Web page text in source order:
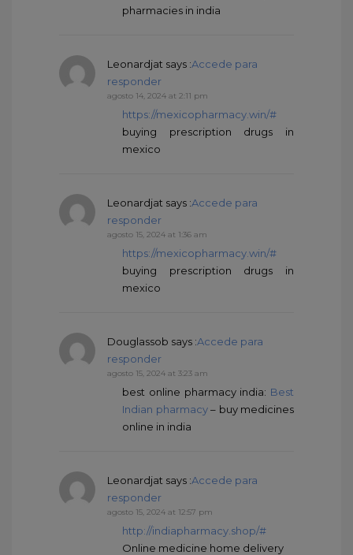
pharmacies in india
Leonardjat says :Accede para
responder
agosto 14, 2024 at 2:11 pm
https://mexicopharmacy.win/#
buying prescription drugs in
mexico
Leonardjat says :Accede para
responder
agosto 15, 2024 at 1:36 am
https://mexicopharmacy.win/#
buying prescription drugs in
mexico
Douglassob says :Accede para
responder
agosto 15, 2024 at 3:23 am
best online pharmacy india: Best
Indian pharmacy– buy medicines
online in india
Leonardjat says :Accede para
responder
agosto 15, 2024 at 12:57 pm
http://indiapharmacy.shop/#
Online medicine home delivery